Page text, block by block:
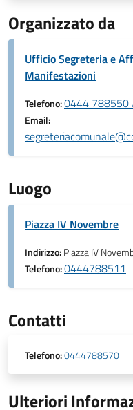
Organizzato da
Ufficio Segreteria e
Manifestazioni
Telefono:0444
Email:
Luogo
Piazza IV Novembre
Indirizzo:Piazza IV
Telefono:0444788511
Contatti
Telefono:0444788570
Ulteriori